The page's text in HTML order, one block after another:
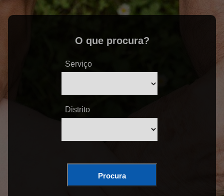
O que procura?
Serviço
Distrito
Procura